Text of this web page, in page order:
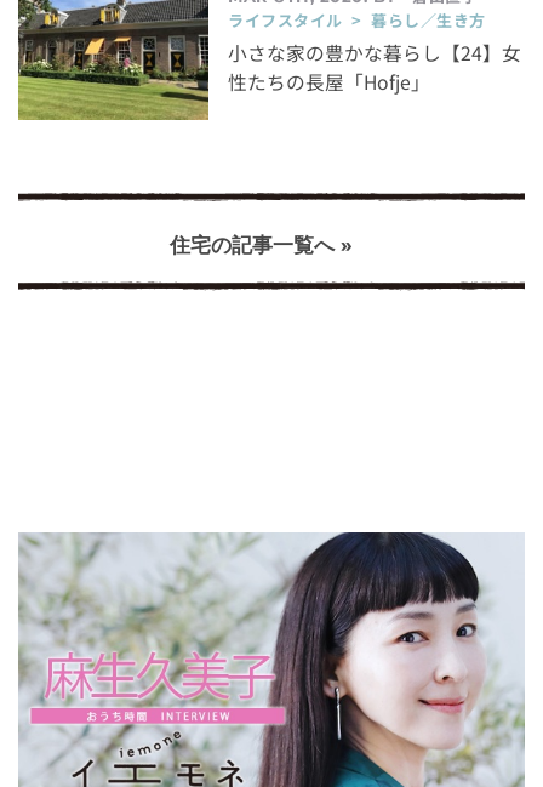
ライフスタイル > 暮らし／生き方
小さな家の豊かな暮らし【24】女
性たちの長屋「Hofje」
住宅の記事一覧へ »